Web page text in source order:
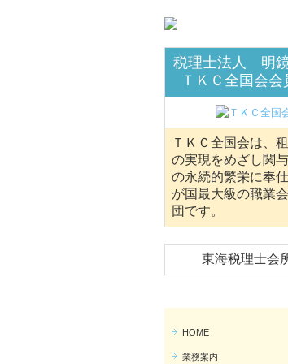
税理士法人 明
ＴＫＣ全国会会
ＴＫＣ全国会は、
の実現をめざし関
の永続的繁栄に奉
が国最大級の職業
団です。
東海税理士会
HOME
業務案内